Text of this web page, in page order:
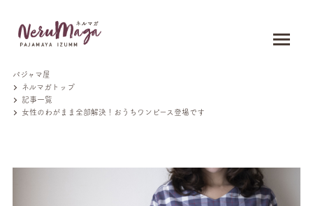
パジャマ屋
ネルマガトップ
記事一覧
女性のわがまま全部解決！おうちワンピース登場です